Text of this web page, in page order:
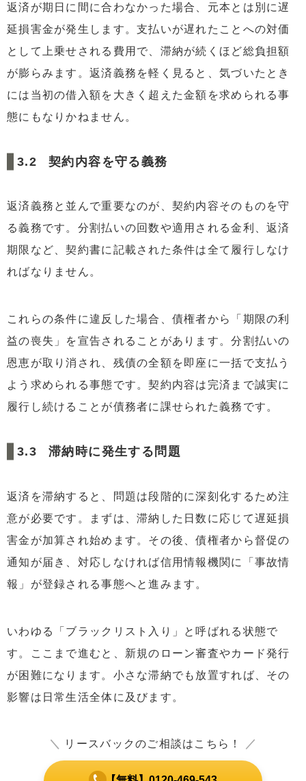
返済が期日に間に合わなかった場合、元本とは別に遅
延損害金が発生します。支払いが遅れたことへの対価
として上乗せされる費用で、滞納が続くほど総負担額
が膨らみます。返済義務を軽く見ると、気づいたとき
には当初の借入額を大きく超えた金額を求められる事
態にもなりかねません。
契約内容を守る義務
返済義務と並んで重要なのが、契約内容そのものを守
る義務です。分割払いの回数や適用される金利、返済
期限など、契約書に記載された条件は全て履行しなけ
ればなりません。
これらの条件に違反した場合、債権者から「期限の利
益の喪失」を宣告されることがあります。分割払いの
恩恵が取り消され、残債の全額を即座に一括で支払う
よう求められる事態です。契約内容は完済まで誠実に
履行し続けることが債務者に課せられた義務です。
滞納時に発生する問題
返済を滞納すると、問題は段階的に深刻化するため注
意が必要です。まずは、滞納した日数に応じて遅延損
害金が加算され始めます。その後、債権者から督促の
通知が届き、対応しなければ信用情報機関に「事故情
報」が登録される事態へと進みます。
いわゆる「ブラックリスト入り」と呼ばれる状態で
す。ここまで進むと、新規のローン審査やカード発行
が困難になります。小さな滞納でも放置すれば、その
影響は日常生活全体に及びます。
＼ リースバックのご相談はこちら！ ／